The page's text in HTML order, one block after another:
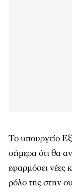
Το υπουργείο
σήμερα ότι θα
εφαρμόσει νέες
ρόλο της στην